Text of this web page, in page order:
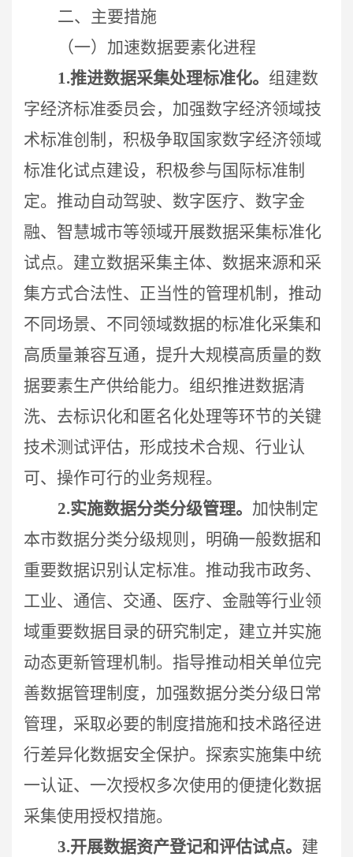
二、主要措施
（一）加速数据要素化进程
1.推进数据采集处理标准化。 组建数
字经济标准委员会，加强数字经济领域技
术标准创制，积极争取国家数字经济领域
标准化试点建设，积极参与国际标准制
定。 推动自动驾驶、数字医疗、数字金
融、智慧城市等领域开展数据采集标准化
试点。建立数据采集主体、数据来源和采
集方式合法性、正当性的管理机制，推动
不同场景、不同领域数据的标准化采集和
高质量兼容互通，提升大规模高质量的数
据要素生产供给能力。组织推进数据清
洗、去标识化和匿名化处理等环节的关键
技术测试评估，形成技术合规、行业认
可、操作可行的业务规程。
2.实施数据分类分级管理。 加快制定
本市数据分类分级规则，明确一般数据和
重要数据识别认定标准。推动我市政务、
工业、通信、交通、医疗、金融等行业领
域重要数据目录的研究制定，建立并实施
动态更新管理机制。指导推动相关单位完
善数据管理制度，加强数据分类分级日常
管理，采取必要的制度措施和技术路径进
行差异化数据安全保护。探索实施集中统
一认证、一次授权多次使用的便捷化数据
采集使用授权措施。
3.开展数据资产登记和评估试点。 建